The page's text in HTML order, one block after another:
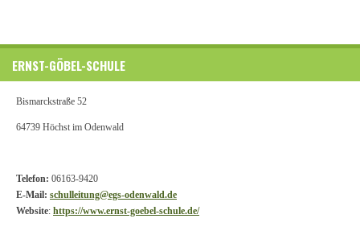
ERNST-GÖBEL-SCHULE
Bismarckstraße 52
64739 Höchst im Odenwald
Telefon: 06163-9420
E-Mail: schulleitung@egs-odenwald.de
Website: https://www.ernst-goebel-schule.de/